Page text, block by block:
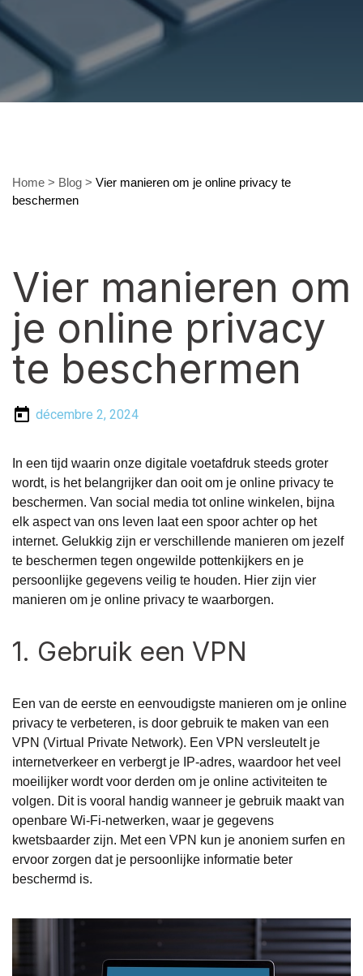
Home > Blog > Vier manieren om je online privacy te
beschermen
Vier manieren om
je online privacy
te beschermen
décembre 2, 2024
In een tijd waarin onze digitale voetafdruk steeds groter
wordt, is het belangrijker dan ooit om je online privacy te
beschermen. Van social media tot online winkelen, bijna
elk aspect van ons leven laat een spoor achter op het
internet. Gelukkig zijn er verschillende manieren om jezelf
te beschermen tegen ongewilde pottenkijkers en je
persoonlijke gegevens veilig te houden. Hier zijn vier
manieren om je online privacy te waarborgen.
1. Gebruik een VPN
Een van de eerste en eenvoudigste manieren om je online
privacy te verbeteren, is door gebruik te maken van een
VPN (Virtual Private Network). Een VPN versleutelt je
internetverkeer en verbergt je IP-adres, waardoor het veel
moeilijker wordt voor derden om je online activiteiten te
volgen. Dit is vooral handig wanneer je gebruik maakt van
openbare Wi-Fi-netwerken, waar je gegevens
kwetsbaarder zijn. Met een VPN kun je anoniem surfen en
ervoor zorgen dat je persoonlijke informatie beter
beschermd is.